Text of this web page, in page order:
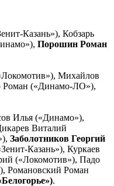
Казань»), Кобзарь
Порошин Роман
Михайлов
Роман («Динамо-ЛО»),
Илья («Динамо»),
Виталий
Заболотников Георгий
Казань»), Куркаев
(«Локомотив»), Падо
Романовский Роман
.